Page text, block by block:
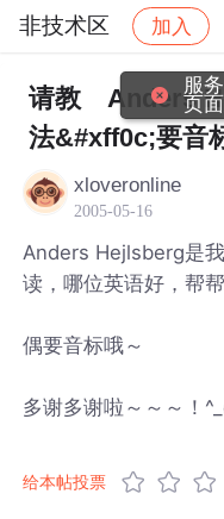
非技术区 加入
社区 非技术区
请教 Anders
法&#xff0c;要音
xloveronline
2005-05-16
Anders Hejlsberg是
读，哪位英语好，帮
偶要音标哦～
多谢多谢啦～～～！
给本帖投票
服
页